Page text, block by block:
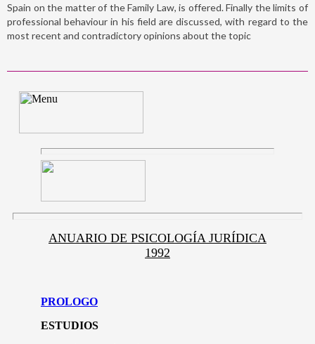
Spain on the matter of the Family Law, is offered. Finally the limits of
professional behaviour in his field are discussed, with regard to the
most recent and contradictory opinions about the topic